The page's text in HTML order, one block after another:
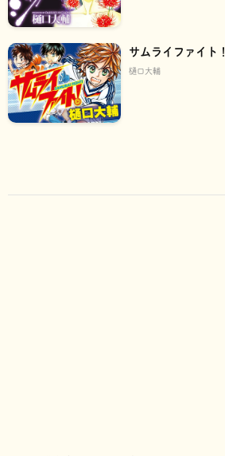
サムライファイト！
樋口大輔